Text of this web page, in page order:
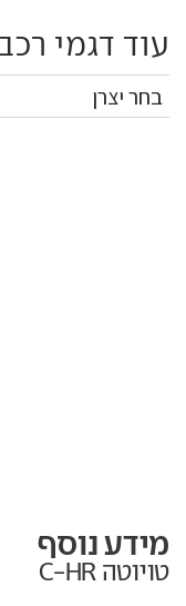
עוד דגמי
מידע נוסף
טויוטה C-HR